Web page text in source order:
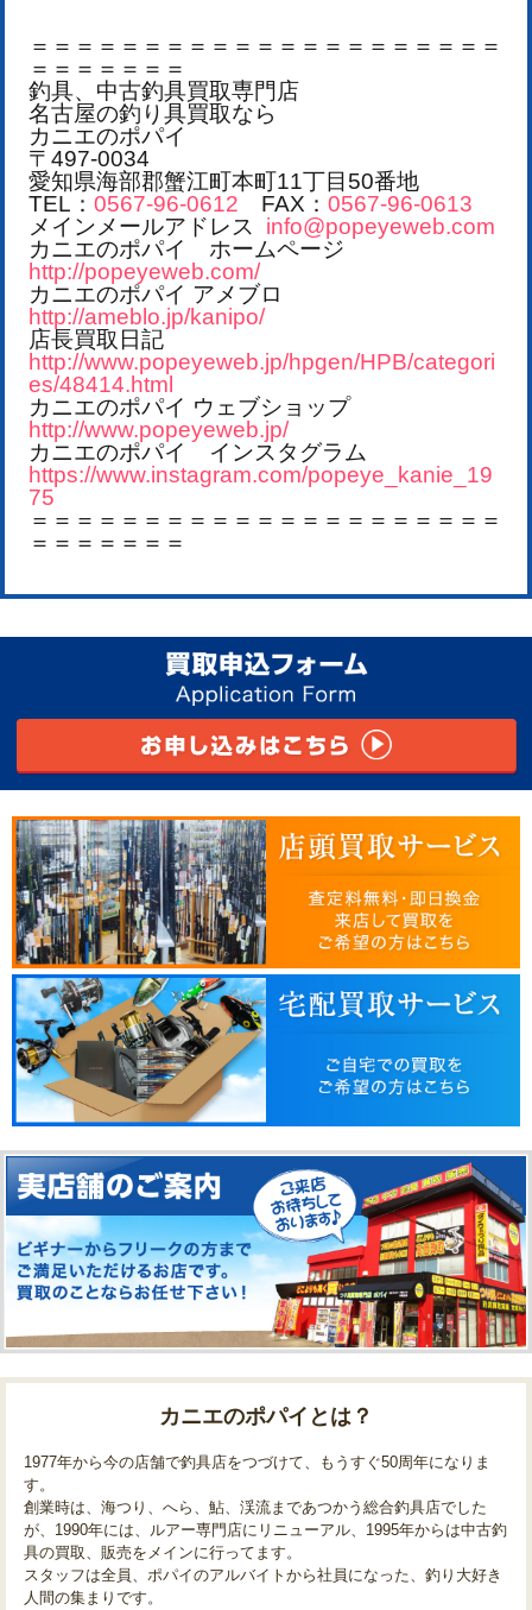
＝＝＝＝＝＝＝＝＝＝＝＝＝＝＝＝＝＝＝＝＝
＝＝＝＝＝＝＝
釣具、中古釣具買取専門店
名古屋の釣り具買取なら
カニエのポパイ
〒497-0034
愛知県海部郡蟹江町本町11丁目50番地
TEL： 0567-96-0612 FAX： 0567-96-0613
メインメールアドレス
info@popeyeweb.com
カニエのポパイ ホームページ
http://popeyeweb.com/
カニエのポパイ アメブロ
http://ameblo.jp/kanipo/
店長買取日記
http://www.popeyeweb.jp/hpgen/HPB/categori
es/48414.html
カニエのポパイ ウェブショップ
http://www.popeyeweb.jp/
カニエのポパイ インスタグラム
https://www.instagram.com/popeye_kanie_19
75
＝＝＝＝＝＝＝＝＝＝＝＝＝＝＝＝＝＝＝＝＝
＝＝＝＝＝＝＝
カニエのポパイとは？
1977年から今の店舗で釣具店をつづけて、もうすぐ50周年になりま
す。
創業時は、海つり、へら、鮎、渓流まであつかう総合釣具店でした
が、1990年には、ルアー専門店にリニューアル、1995年からは中古釣
具の買取、販売をメインに行ってます。
スタッフは全員、ポパイのアルバイトから社員になった、釣り大好き
人間の集まりです。